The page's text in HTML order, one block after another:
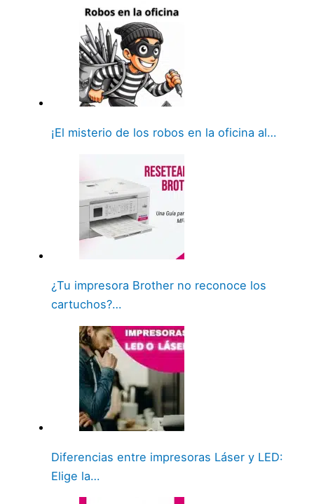
¡El misterio de los robos en la oficina al…
¿Tu impresora Brother no reconoce los
cartuchos?…
Diferencias entre impresoras Láser y LED:
Elige la…